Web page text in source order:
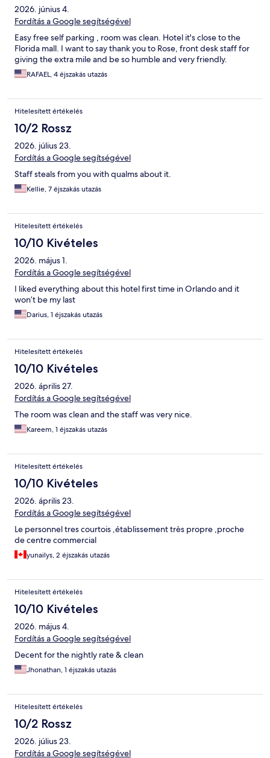
2026. június 4.
Fordítás a Google segítségével
Easy free self parking , room was clean. Hotel it's close to the
Florida mall. I want to say thank you to Rose, front desk staff for
giving the extra mile and be so humble and very friendly.
RAFAEL, 4 éjszakás utazás
Hitelesített értékelés
10/2 Rossz
2026. július 23.
Fordítás a Google segítségével
Staff steals from you with qualms about it.
Kellie, 7 éjszakás utazás
Hitelesített értékelés
10/10 Kivételes
2026. május 1.
Fordítás a Google segítségével
I liked everything about this hotel first time in Orlando and it
won’t be my last
Darius, 1 éjszakás utazás
Hitelesített értékelés
10/10 Kivételes
2026. április 27.
Fordítás a Google segítségével
The room was clean and the staff was very nice.
Kareem, 1 éjszakás utazás
Hitelesített értékelés
10/10 Kivételes
2026. április 23.
Fordítás a Google segítségével
Le personnel tres courtois ,établissement très propre ,proche
de centre commercial
yunailys, 2 éjszakás utazás
Hitelesített értékelés
10/10 Kivételes
2026. május 4.
Fordítás a Google segítségével
Decent for the nightly rate & clean
Jhonathan, 1 éjszakás utazás
Hitelesített értékelés
10/2 Rossz
2026. július 23.
Fordítás a Google segítségével